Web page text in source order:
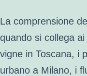
La comprensione
quando si collega
vigne in Toscana, i
urbano a Milano, i